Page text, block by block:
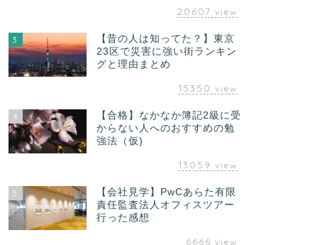
20607 view
3
【昔の人は知ってた？】東京
23区で災害に強い街ランキン
グと理由まとめ
15350 view
4
【合格】なかなか簿記2級に受
からない人へのおすすめの勉
強法（仮)
13059 view
5
【会社見学】PwCあらた有限
責任監査法人オフィスツアー
行った感想
6666 view